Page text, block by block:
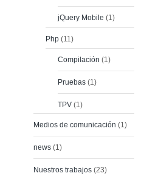
jQuery Mobile (1)
Php (11)
Compilación (1)
Pruebas (1)
TPV (1)
Medios de comunicación (1)
news (1)
Nuestros trabajos (23)